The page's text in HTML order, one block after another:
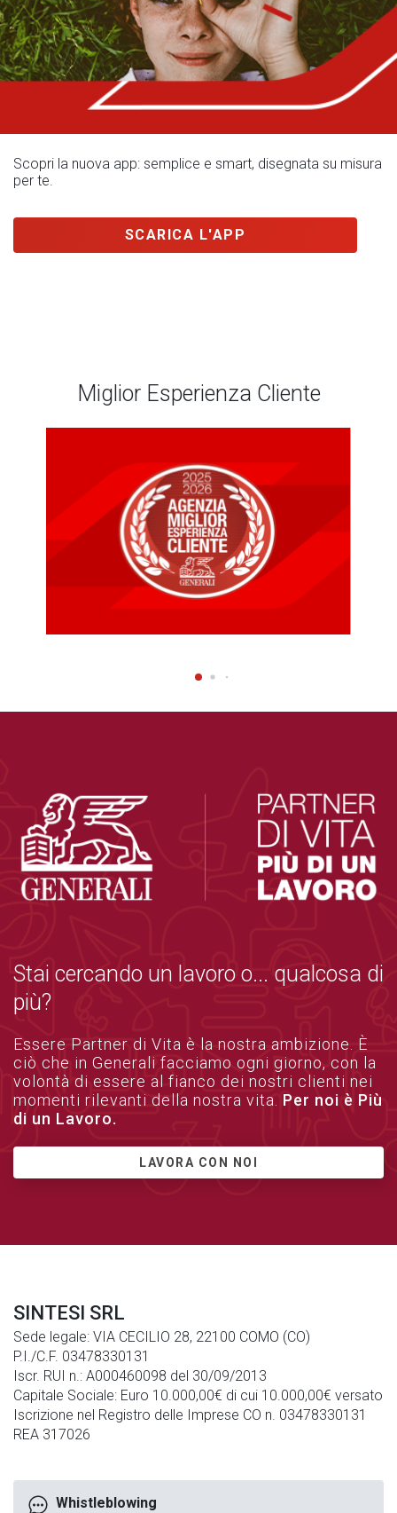
Scopri la nuova app: semplice e smart, disegnata su misura
per te.
SCARICA L'APP
Miglior Esperienza Cliente
Stai cercando un lavoro o... qualcosa di
più?
Essere Partner di Vita è la nostra ambizione. È
ciò che in Generali facciamo ogni giorno, con la
volontà di essere al fianco dei nostri clienti nei
momenti rilevanti della nostra vita. Per noi è Più
di un Lavoro.
LAVORA CON NOI
SINTESI SRL
Sede legale: VIA CECILIO 28, 22100 COMO (CO)
P.I./C.F. 03478330131
Iscr. RUI n.: A000460098 del 30/09/2013
Capitale Sociale: Euro 10.000,00€ di cui 10.000,00€ versato
Iscrizione nel Registro delle Imprese CO n. 03478330131
REA 317026
Whistleblowing